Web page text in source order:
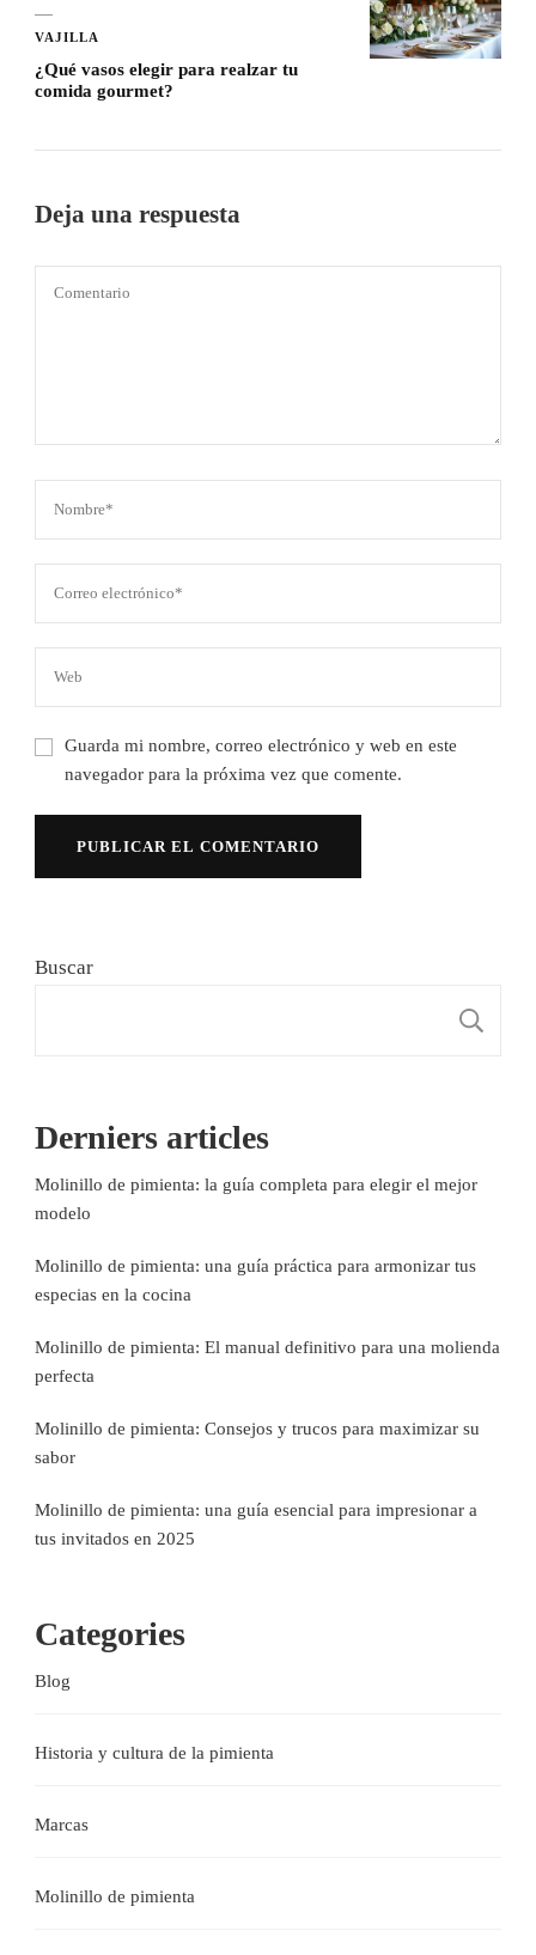
VAJILLA
¿Qué vasos elegir para realzar tu
comida gourmet?
Deja una respuesta
Guarda mi nombre, correo electrónico y web en este
navegador para la próxima vez que comente.
Buscar
Derniers articles
Molinillo de pimienta: la guía completa para elegir el mejor
modelo
Molinillo de pimienta: una guía práctica para armonizar tus
especias en la cocina
Molinillo de pimienta: El manual definitivo para una molienda
perfecta
Molinillo de pimienta: Consejos y trucos para maximizar su
sabor
Molinillo de pimienta: una guía esencial para impresionar a
tus invitados en 2025
Categories
Blog
Historia y cultura de la pimienta
Marcas
Molinillo de pimienta